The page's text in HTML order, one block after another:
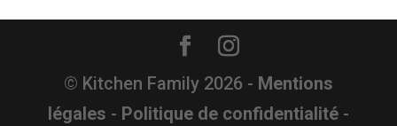
© Kitchen Family 2026- Mentions
légales - Politique de confidentialité-